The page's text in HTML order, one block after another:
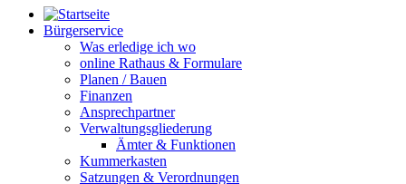
Bürgerservice
Was erledige ich wo
online Rathaus & Formulare
Planen / Bauen
Finanzen
Ansprechpartner
Verwaltungsgliederung
Ämter & Funktionen
Kummerkasten
Satzungen & Verordnungen